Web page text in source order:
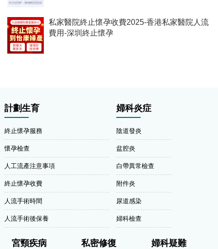
私家醫院終止懷孕收費2025-香港私家醫院人流
費用-深圳終止懷孕
計劃生育
終止懷孕服務
懷孕檢查
人工流產注意事項
終止懷孕收費
人流手術時間
人流手術後保養
婦科炎症
陰道發炎
盆腔炎
白帶異常檢查
附件炎
尿道感染
婦科檢查
宮頸疾病 私密修復 婦科疑難